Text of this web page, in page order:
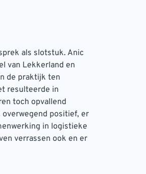
als slotstuk. Anic
van Lekkerland en
de praktijk ten
resulteerde in
toch opvallend
positief, er
in logistieke
verrassen ook en er